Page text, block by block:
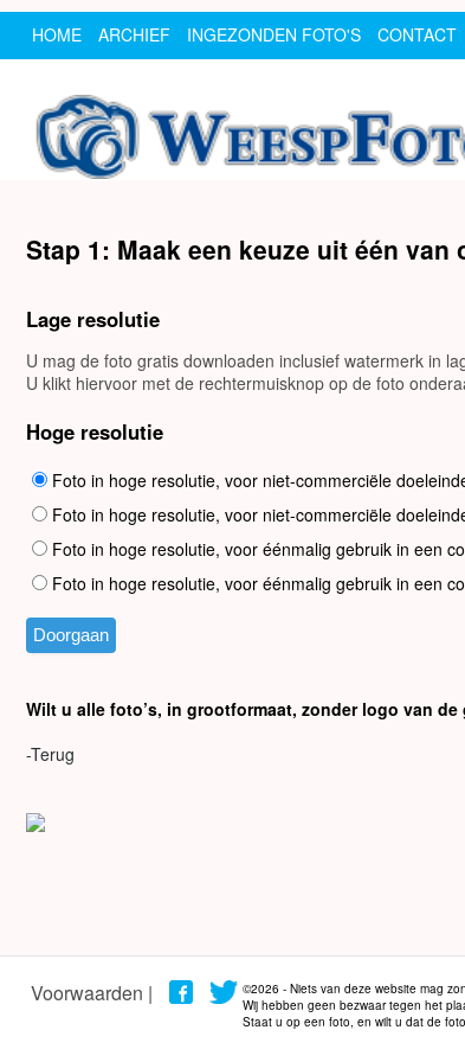
HOME ARCHIEF INGEZONDEN FOTO'S CONTACT
Stap 1: Maak een keuze uit één
Lage resolutie
U mag de foto gratis downloaden inclusief watermerk in
U klikt hiervoor met de rechtermuisknop op de foto
Hoge resolutie
Foto in hoge resolutie, voor niet-commerciële
Foto in hoge resolutie, voor niet-commerciële
Foto in hoge resolutie, voor éénmalig gebruik in een
Foto in hoge resolutie, voor éénmalig gebruik in een
Wilt u alle foto’s, in grootformaat, zonder logo van
-Terug
Voorwaarden |
©2026 - Niets van deze website mag
Wij hebben geen bezwaar tegen het
Staat u op een foto, en wilt u dat de